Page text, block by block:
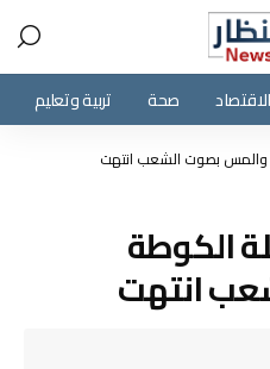
الاقتصاد صحة تربية وتعليم
والمس بصوت الشعب انتهت
الكوطة
انتهت